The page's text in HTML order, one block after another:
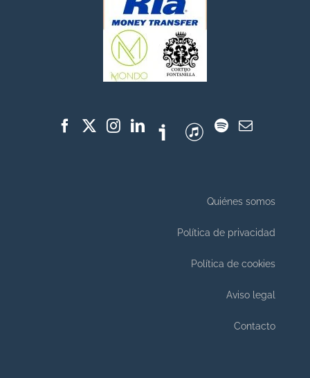
Quiénes somos
Política de privacidad
Política de cookies
Aviso legal
Contacto